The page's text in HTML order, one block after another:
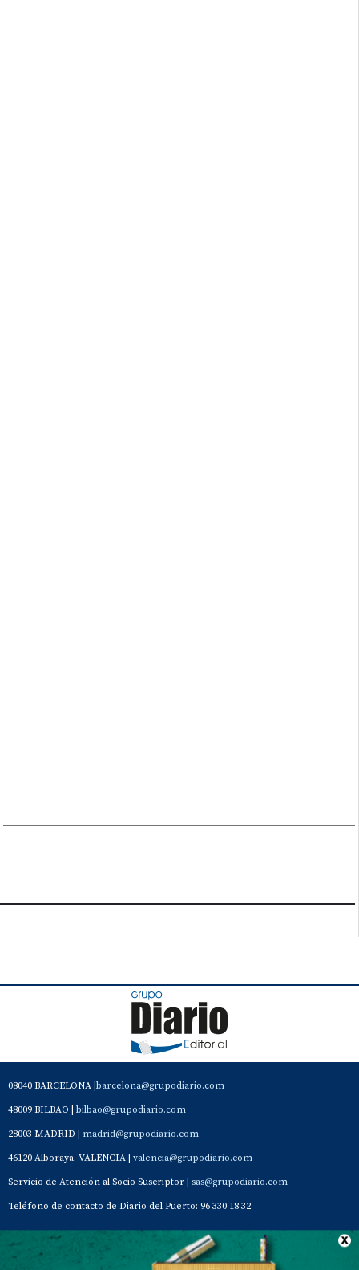
08040 BARCELONA | barcelona@grupodiario.com
48009 BILBAO | bilbao@grupodiario.com
28003 MADRID | madrid@grupodiario.com
46120 Alboraya. VALENCIA | valencia@grupodiario.com
Servicio de Atención al Socio Suscriptor | sas@grupodiario.com
Teléfono de contacto de Diario del Puerto: 96 330 18 32
Contacto Aviso Legal Quiénes somos Política de privacidad